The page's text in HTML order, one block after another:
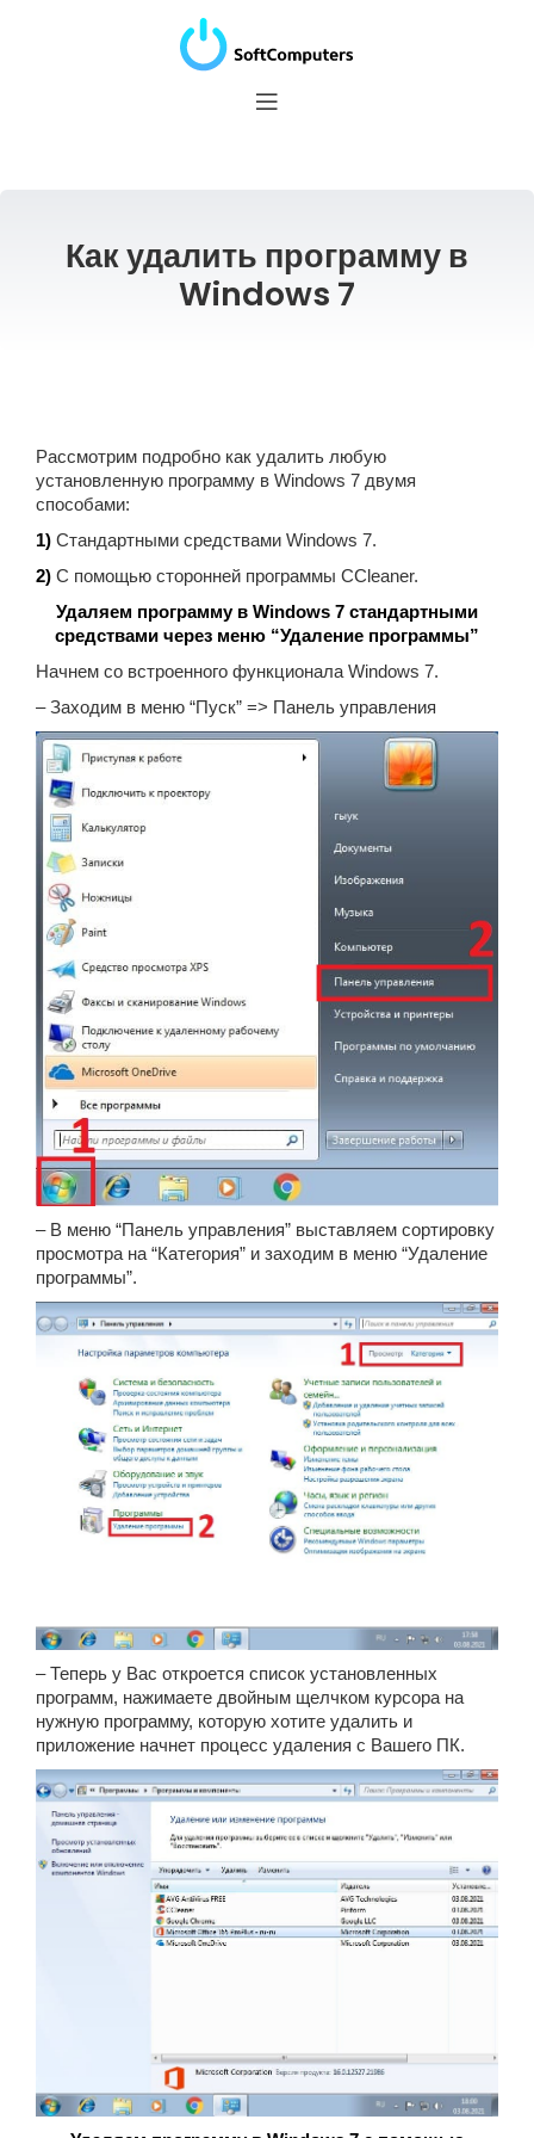
Как удалить программу в
Windows 7
Рассмотрим подробно как удалить любую
установленную программу в Windows 7 двумя
способами:
1) Стандартными средствами Windows 7.
2) С помощью сторонней программы CCleaner.
Удаляем программу в Windows 7 стандартными
средствами через меню “Удаление программы”
Начнем со встроенного функционала Windows 7.
– Заходим в меню “Пуск” => Панель управления
– В меню “Панель управления” выставляем сортировку
просмотра на “Категория” и заходим в меню “Удаление
программы”.
– Теперь у Вас откроется список установленных
программ, нажимаете двойным щелчком курсора на
нужную программу, которую хотите удалить и
приложение начнет процесс удаления с Вашего ПК.